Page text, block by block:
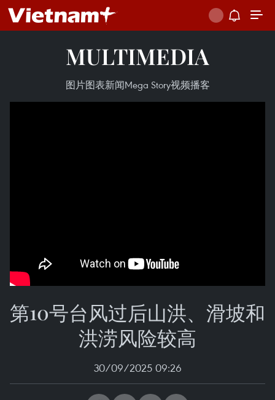
MULTIMEDIA
图片图表新闻Mega Story视频播客
第10号台风过后山洪、滑坡和
洪涝风险较高
30/09/2025 09:26